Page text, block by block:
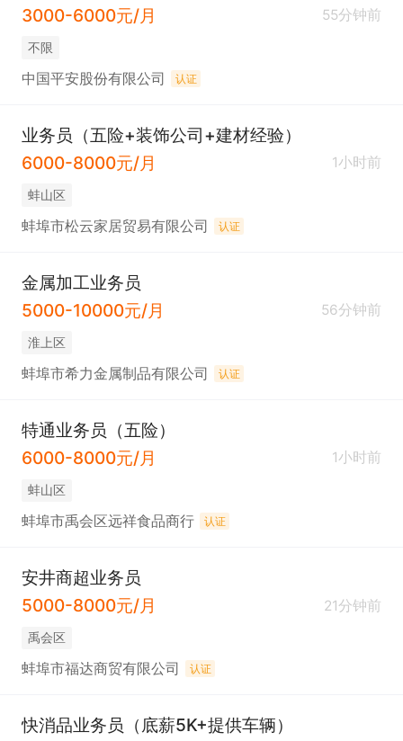
3000-6000元/月 55分钟前
不限
中国平安股份有限公司 认证
业务员（五险+装饰公司+建材经验）
6000-8000元/月
1小时前
蚌山区
蚌埠市松云家居贸易有限公司 认证
金属加工业务员
5000-10000元/月
56分钟前
淮上区
蚌埠市希力金属制品有限公司 认证
特通业务员（五险）
6000-8000元/月
1小时前
蚌山区
蚌埠市禹会区远祥食品商行 认证
安井商超业务员
5000-8000元/月
21分钟前
禹会区
蚌埠市福达商贸有限公司 认证
快消品业务员（底薪5K+提供车辆）